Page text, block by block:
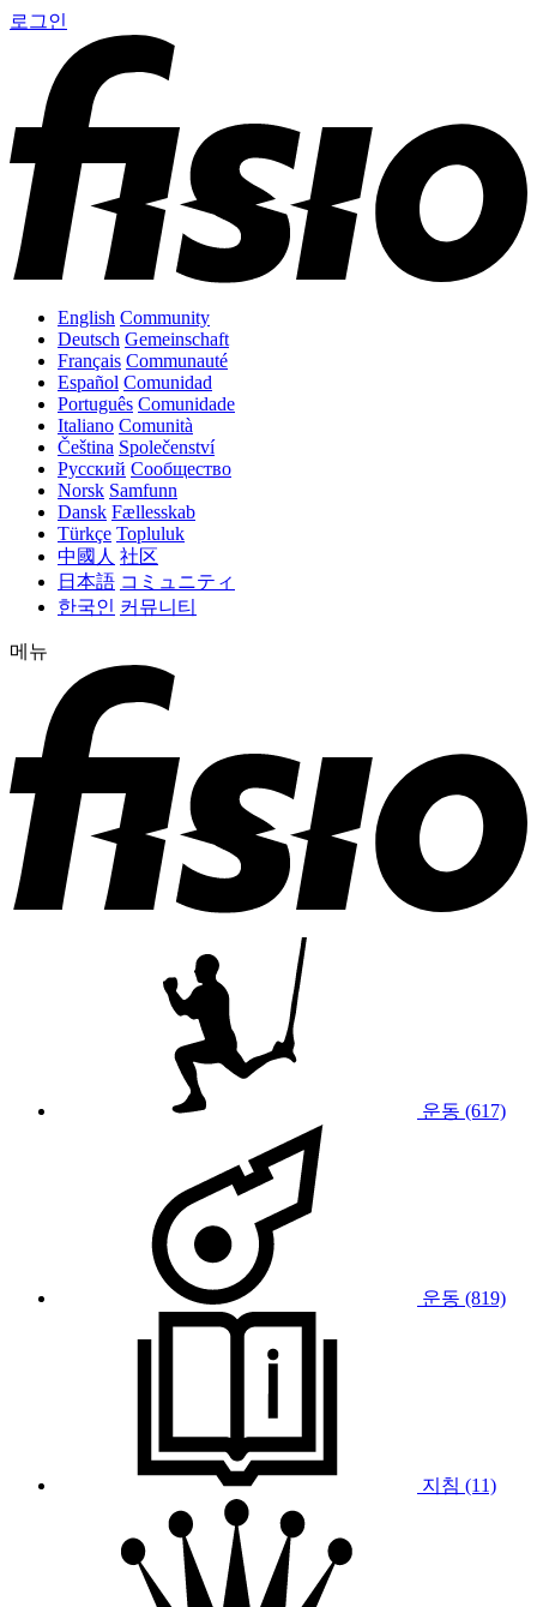
로그인
English Community
Deutsch Gemeinschaft
Français Communauté
Español Comunidad
Português Comunidade
Italiano Comunità
Čeština Společenství
Русский Сообщество
Norsk Samfunn
Dansk Fællesskab
Türkçe Topluluk
中國人 社区
日本語 コミュニティ
한국인 커뮤니티
메뉴
운동 (617)
운동 (819)
지침 (11)